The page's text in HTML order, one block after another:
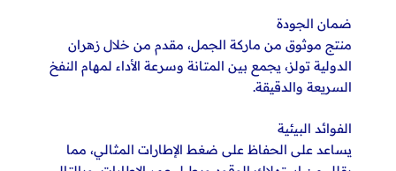
ضمان الجودة
منتج موثوق من ماركة الجمل، مقدم من خلال زهران
الدولية تولز، يجمع بين المتانة وسرعة الأداء لمهام النفخ
السريعة والدقيقة.
الفوائد البيئية
يساعد على الحفاظ على ضغط الإطارات المثالي، مما